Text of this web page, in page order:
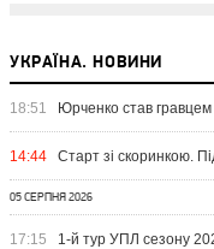
УКРАЇНА. НОВИНИ
18:51 Юрченко став гравцем
14:44 Старт зі скоринкою.
05 СЕРПНЯ 2026
17:15
1-й тур УПЛ сезону